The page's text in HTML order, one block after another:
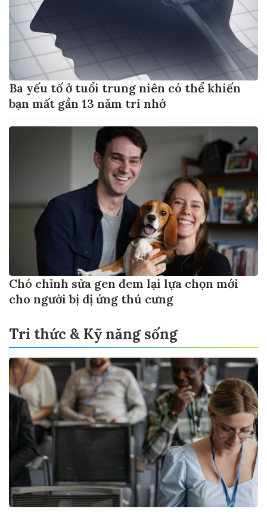
Ba yếu tố ở tuổi trung niên có thể khiến
bạn mất gần 13 năm trí nhớ
Chó chỉnh sửa gen đem lại lựa chọn mới
cho người bị dị ứng thú cưng
Tri thức & Kỹ năng sống